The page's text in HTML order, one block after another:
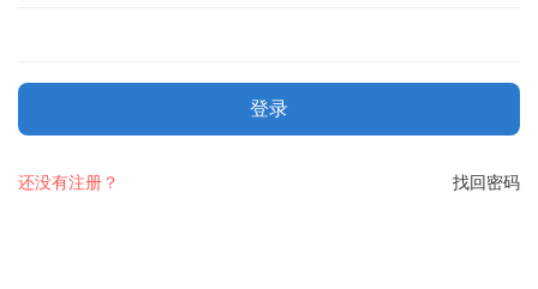
登录
找回密码
还没有注册？